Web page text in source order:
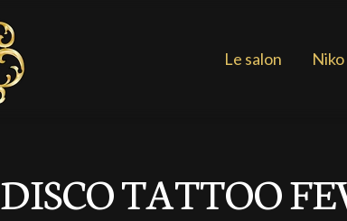
Le salon
DISCO TATTOO